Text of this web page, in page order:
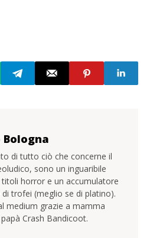
Bologna
di tutto ciò che concerne il
sono un inguaribile
horror e un accumulatore
trofei (meglio se di platino).
medium grazie a mamma
Crash Bandicoot.